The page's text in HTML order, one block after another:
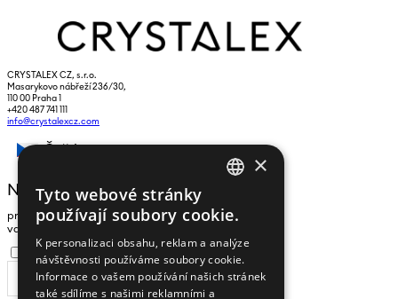
CRYSTALEX CZ, s.r.o.
Masarykovo nábřeží 236/30,
110 00 Praha 1
+420 487 741 111
info@crystalexcz.com
NEWSLETTER
pro zasílání zpráv a novinek zadejte prosím
vaši e-mailovou adresu
Souhlasím se zpracováním osobních údajů
ODEBÍRAT
×
Tyto webové stránky
používají soubory cookie.
K personalizaci obsahu, reklam a analýze
návštěvnosti používáme soubory cookie.
Informace o vašem používání našich stránek
také sdílíme s našimi reklamními a